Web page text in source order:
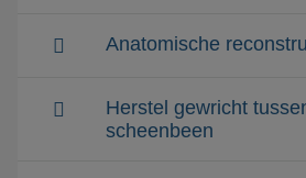
Anatomische
Herstel gewricht
scheenbeen